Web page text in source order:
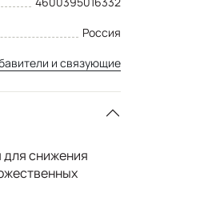
Россия
и связующие
для снижения